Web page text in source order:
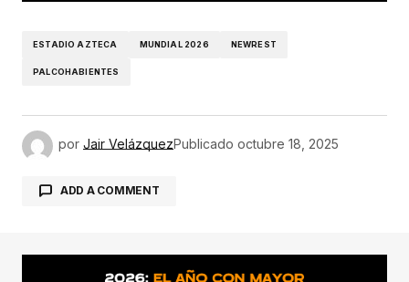
ESTADIO AZTECA MUNDIAL 2026 NEWREST
PALCOHABIENTES
por Jair VelázquezPublicado octubre 18, 2025
ADD A COMMENT
conectado